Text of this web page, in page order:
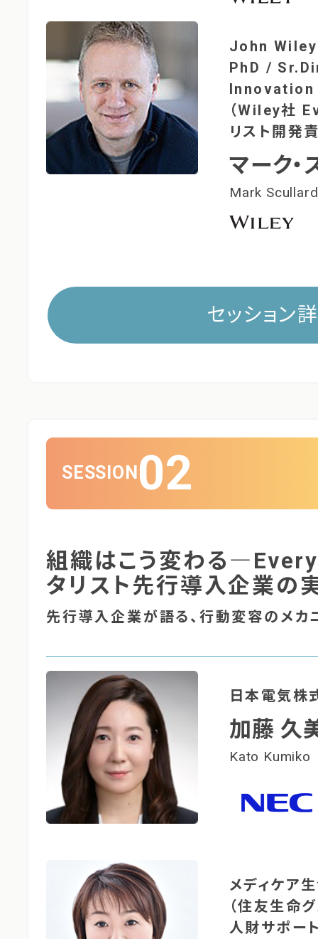
セッション
John
PhD /
Innovation
（Wiley社
リスト開発
マーク・
Mark Scullard
SESSION 02
組織はこう変わる
タリスト先行導入企業の
先行導入企業が語る、行動変容のメカ
日本電気株
加藤 久
Kato Kumiko
メディケア
（住友生命
人財サポー